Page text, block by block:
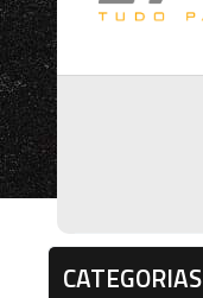
CATEGORIAS